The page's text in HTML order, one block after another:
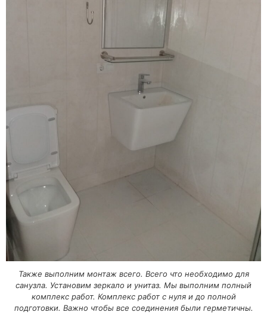
Также выполним монтаж всего. Всего что необходимо для
санузла. Установим зеркало и унитаз. Мы выполним полный
комплекс работ. Комплекс работ с нуля и до полной
подготовки. Важно чтобы все соединения были герметичны.